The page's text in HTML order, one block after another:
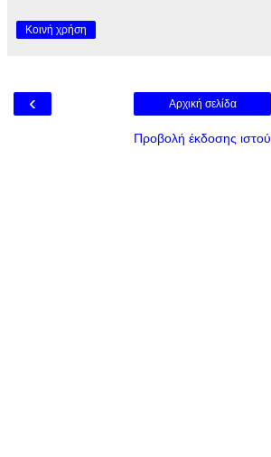
Κοινή χρήση
‹ Αρχική σελίδα
Προβολή έκδοσης ιστού